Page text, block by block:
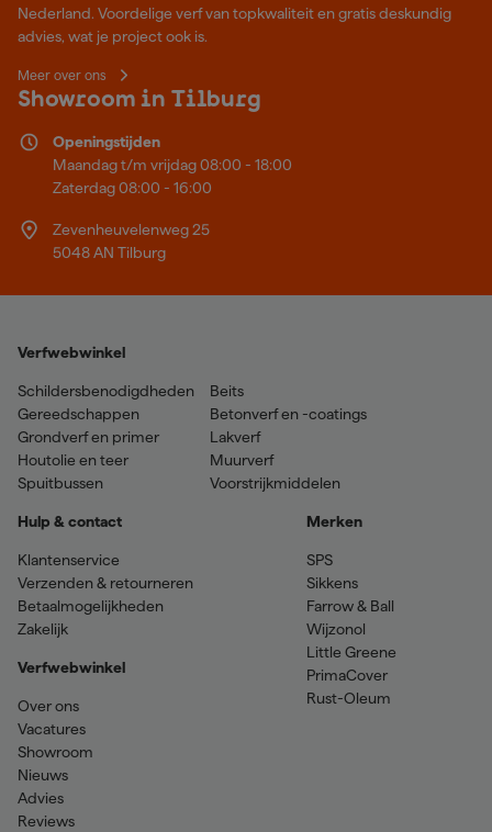
Nederland. Voordelige verf van topkwaliteit en gratis deskundig
advies, wat je project ook is.
Meer over ons
Showroom in Tilburg
Openingstijden
Maandag t/m vrijdag 08:00 - 18:00
Zaterdag 08:00 - 16:00
Zevenheuvelenweg 25
5048 AN Tilburg
Verfwebwinkel
Schildersbenodigdheden
Gereedschappen
Grondverf en primer
Houtolie en teer
Spuitbussen
Beits
Betonverf en -coatings
Lakverf
Muurverf
Voorstrijkmiddelen
Hulp & contact
Klantenservice
Verzenden & retourneren
Betaalmogelijkheden
Zakelijk
Verfwebwinkel
Over ons
Vacatures
Showroom
Nieuws
Advies
Reviews
Merken
SPS
Sikkens
Farrow & Ball
Wijzonol
Little Greene
PrimaCover
Rust-Oleum